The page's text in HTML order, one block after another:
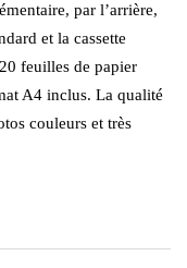
par l’arrière,
et la cassette
feuilles de papier
A4 inclus. La qualité
couleurs et très